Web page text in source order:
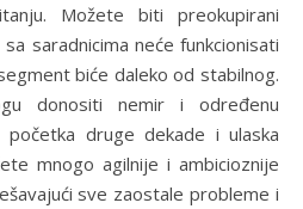
Možete biti preokupirani
saradnicima neće funkcionisati
biće daleko od stabilnog.
donositi nemir i određenu
druge dekade i ulaska
mnogo agilnije i ambicioznije
sve zaostale probleme i